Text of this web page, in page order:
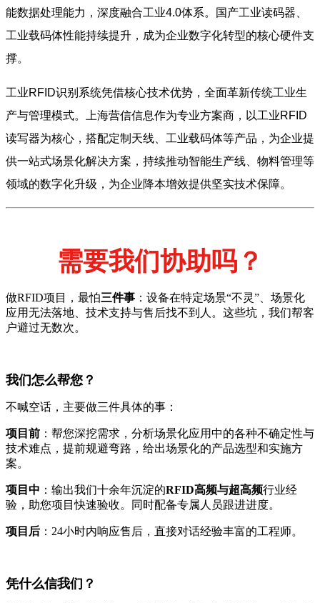
能数据处理能力，深度融合工业4.0体系。国产工业读码器、
工业载码体性能持续提升，成为企业数字化转型的核心硬件支
撑。
工业RFID识别系统凭借核心技术优势，全面革新传统工业生
产与管理模式。上海营信信息作为专业方案商，以工业RFID
读写器为核心，搭配定制天线、工业载码体等产品，为企业提
供一站式场景化解决方案，持续推动智能生产线、物料管理等
领域的数字化升级，为企业降本增效提供坚实技术保障。
需要我们协助吗？
做RFID项目，最怕三件事 ：设备在特定场景“不灵”、场景化
应用无法落地、技术支持与售后找不到人。这些坑，我们帮客
户避过无数次。
我们怎么帮您？
不喊空话，主要做三件具体的事：
项目前 ：帮您深挖需求，分析场景化应用中的各种不确定性与
技术难点，提前规避弯路，给出场景化的产品选型和实施方
案。
项目中 ：输出我们十余年沉淀的RFID高频与超高频行业经
验，助您项目快速验收。同时配备专属人员跟进进度。
项目后 ：24小时内响应售后，直接对话经验丰富的工程师。
凭什么信我们？